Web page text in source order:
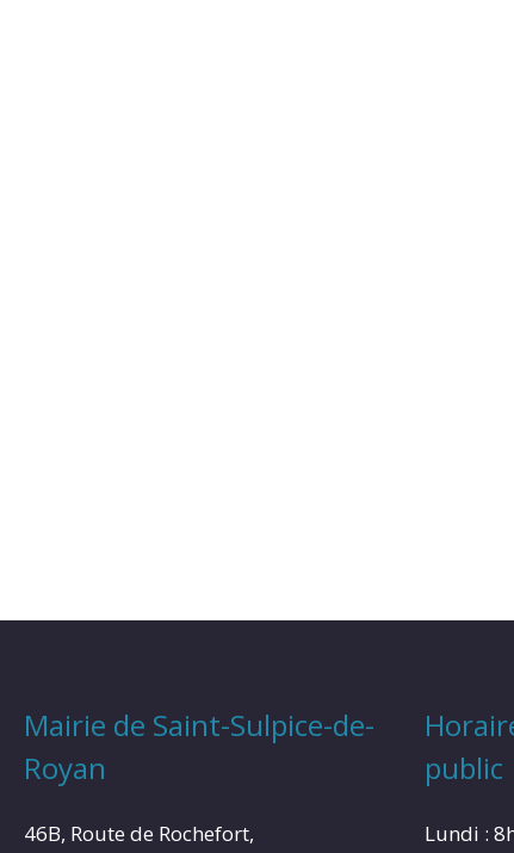
Mairie de Saint-Sulpice-de-
Royan
46B, Route de Rochefort,
public
Lundi :